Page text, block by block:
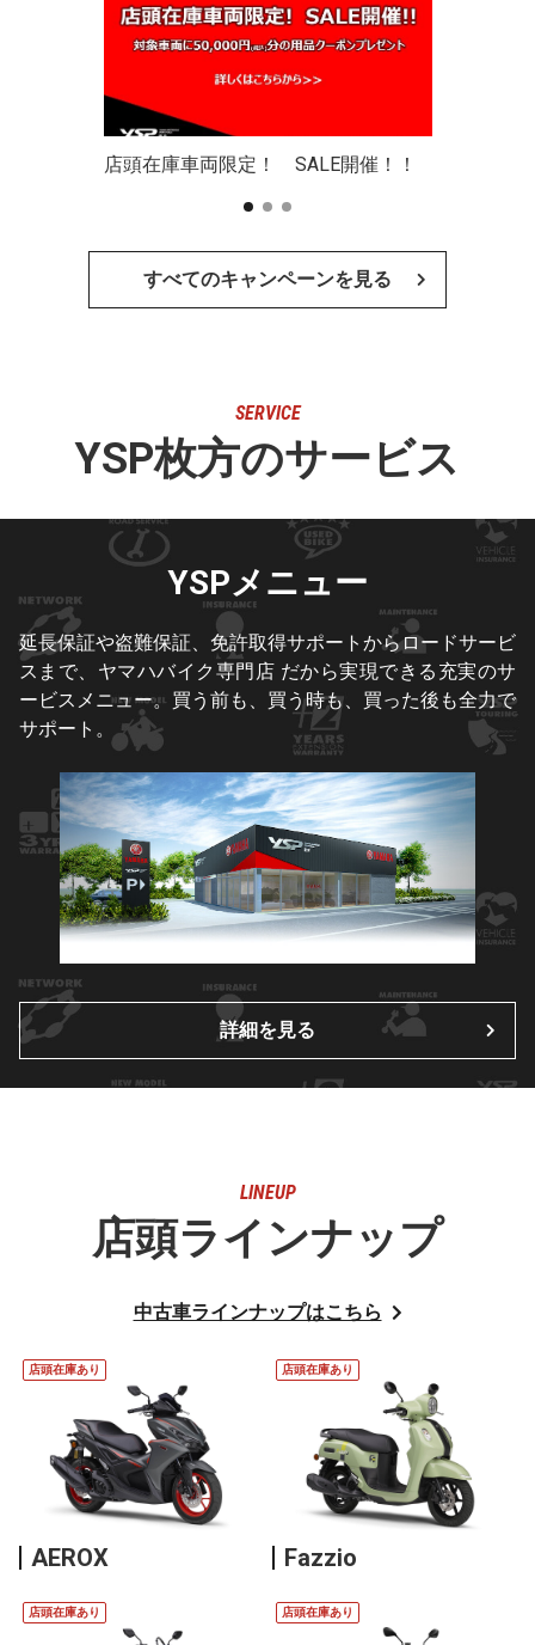
店頭在庫車両限定！ SALE開催！！
すべてのキャンペーンを見る
SERVICE
YSP枚方のサービス
YSPメニュー
延長保証や盗難保証、免許取得サポートからロードサービ
スまで、ヤマハバイク専門店 だから実現できる充実のサ
ービスメニュー。買う前も、買う時も、買った後も全力で
サポート。
詳細を見る
LINEUP
店頭ラインナップ
中古車ラインナップはこちら
店頭在庫あり
AEROX
店頭在庫あり
Fazzio
店頭在庫あり 店頭在庫あり